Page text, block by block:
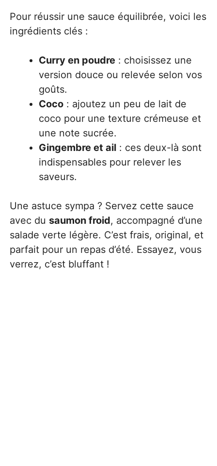
Pour réussir une sauce équilibrée, voici les
ingrédients clés :
Curry en poudre : choisissez une
version douce ou relevée selon vos
goûts.
Coco : ajoutez un peu de lait de
coco pour une texture crémeuse et
une note sucrée.
Gingembre et ail : ces deux-là sont
indispensables pour relever les
saveurs.
Une astuce sympa ? Servez cette sauce
avec du saumon froid, accompagné d’une
salade verte légère. C’est frais, original, et
parfait pour un repas d’été. Essayez, vous
verrez, c’est bluffant !